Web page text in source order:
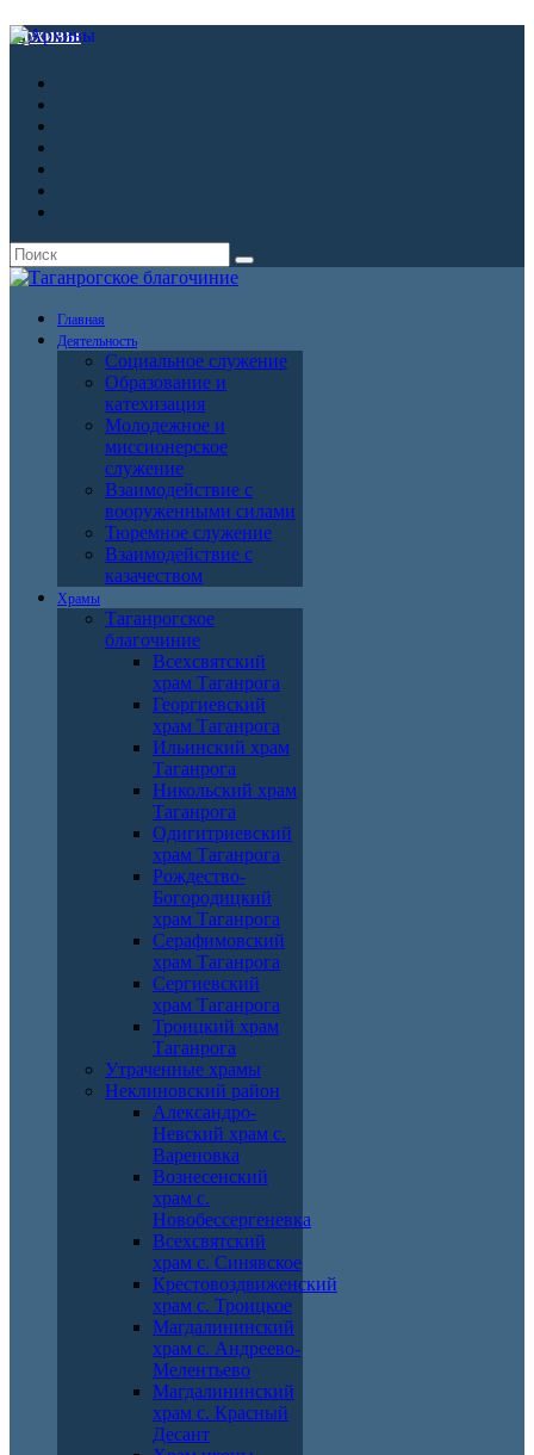
Архивы
Главная
Деятельность
Социальное служение
Образование и
катехизация
Молодежное и
миссионерское
служение
Взаимодействие с
вооруженными силами
Тюремное служение
Взаимодействие с
казачеством
Храмы
Таганрогское
благочиние
Всехсвятский
храм Таганрога
Георгиевский
храм Таганрога
Ильинский храм
Таганрога
Никольский храм
Таганрога
Одигитриевский
храм Таганрога
Рождество-
Богородицкий
храм Таганрога
Серафимовский
храм Таганрога
Сергиевский
храм Таганрога
Троицкий храм
Таганрога
Утраченные храмы
Неклиновский район
Александро-
Невский храм с.
Вареновка
Вознесенский
храм с.
Новобессергеневка
Всехсвятский
храм с. Синявское
Крестовоздвиженский
храм с. Троицкое
Магдалининский
храм с. Андреево-
Мелентьево
Магдалининский
храм с. Красный
Десант